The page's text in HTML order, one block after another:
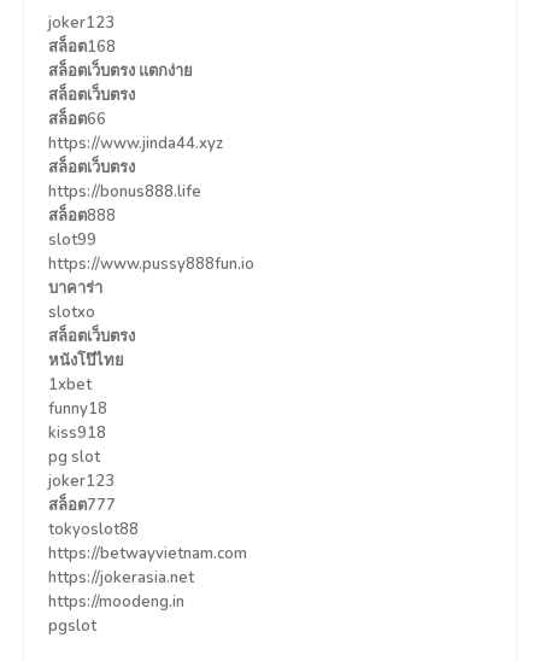
joker123
สล็อต168
สล็อตเว็บตรง แตกง่าย
สล็อตเว็บตรง
สล็อต66
https://www.jinda44.xyz
สล็อตเว็บตรง
https://bonus888.life
สล็อต888
slot99
https://www.pussy888fun.io
บาคาร่า
slotxo
สล็อตเว็บตรง
หนังโป๊ไทย
1xbet
funny18
kiss918
pg slot
joker123
สล็อต777
tokyoslot88
https://betwayvietnam.com
https://jokerasia.net
https://moodeng.in
pgslot